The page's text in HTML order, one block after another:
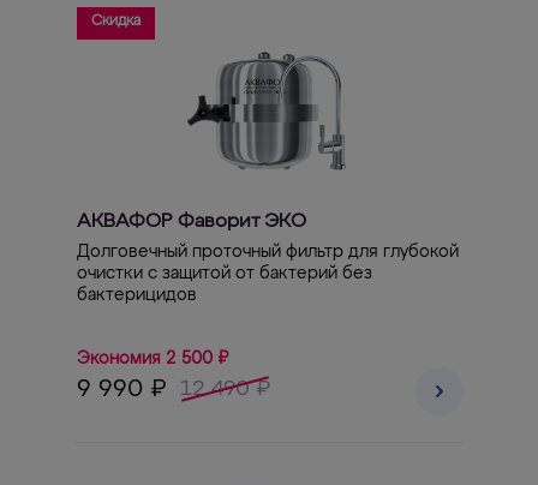
Скидка
АКВАФОР Фаворит ЭКО
Долговечный проточный фильтр для глубокой
очистки с защитой от бактерий без
бактерицидов
Экономия 2 500 ₽
9 990 ₽ 12 490 ₽